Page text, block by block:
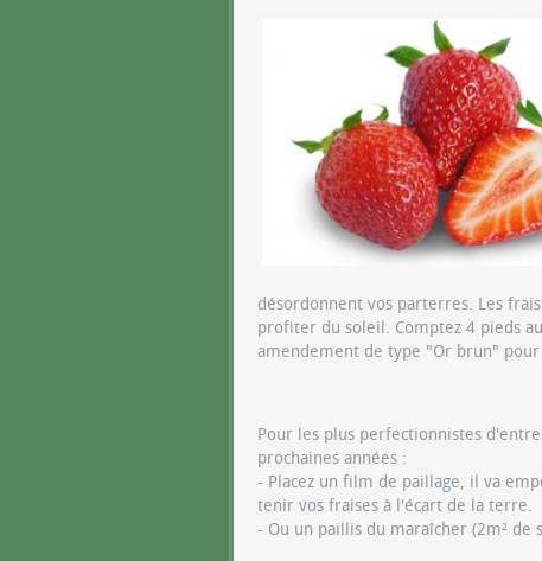
désordonnent vos parterres. Les
profiter du soleil. Comptez 4 pieds
amendement de type "Or brun"
Pour les plus perfectionnistes
prochaines années :
- Placez un film de paillage, il va
tenir vos fraises à l'écart de la terre.
- Ou un paillis du maraîcher (2m² de